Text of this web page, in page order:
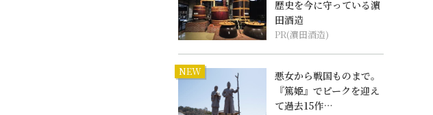
歴史を今に守っている濵
田酒造
PR(濵田酒造)
NEW
悪女から戦国ものまで。
『篤姫』でピークを迎え
て過去15作…